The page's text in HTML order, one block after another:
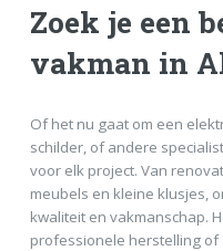
Zoek je een
vakman in
Of het nu gaat om een
schilder, of andere
voor elk project. Van
meubels en kleine klusjes,
kwaliteit en vakmanschap.
professionele herstelling of